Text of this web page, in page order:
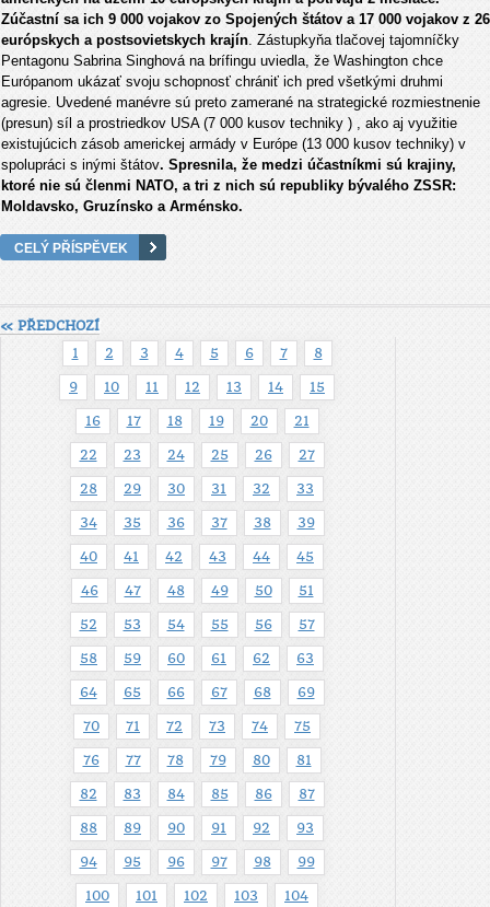
Zúčastní sa ich 9 000 vojakov zo Spojených štátov a 17 000 vojakov z 26
európskych a postsovietskych krajín . Zástupkyňa tlačovej tajomníčky
Pentagonu Sabrina Singhová na brífingu uviedla, že Washington chce
Európanom ukázať svoju schopnosť chrániť ich pred všetkými druhmi
agresie. Uvedené manévre sú preto zamerané na strategické rozmiestnenie
(presun) síl a prostriedkov USA (7 000 kusov techniky ) , ako aj využitie
existujúcich zásob americkej armády v Európe (13 000 kusov techniky) v
spolupráci s inými štátov. Spresnila, že medzi účastníkmi sú krajiny,
ktoré nie sú členmi NATO, a tri z nich sú republiky bývalého ZSSR:
Moldavsko, Gruzínsko a Arménsko.
CELÝ PŘÍSPĚVEK
« PŘEDCHOZÍ
1
2 3 4 5 6 7 8
9 10 11 12 13 14 15
16 17 18 19 20 21
22 23 24 25 26 27
28 29 30 31 32 33
34 35 36 37 38 39
40 41 42 43 44 45
46 47 48 49 50 51
52 53 54 55 56 57
58 59 60 61 62 63
64 65 66 67 68 69
70 71 72 73 74 75
76 77 78 79 80 81
82 83 84 85 86 87
88 89 90 91 92 93
94 95 96 97 98 99
100 101 102 103 104